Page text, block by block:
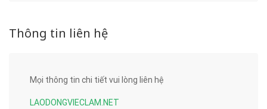
Thông tin liên hệ
Mọi thông tin chi tiết vui lòng liên hệ
LAODONGVIECLAM.NET